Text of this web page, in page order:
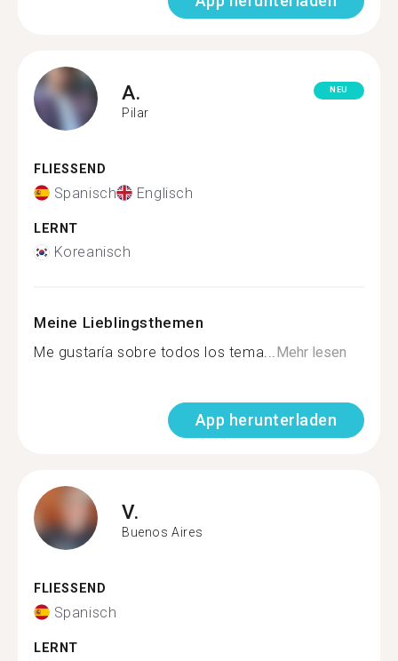
A.
Pilar
NEU
FLIESSEND
Spanisch Englisch
LERNT
Koreanisch
Meine Lieblingsthemen
Me gustaría sobre todos los tema...Mehr lesen
App herunterladen
V.
Buenos Aires
FLIESSEND
Spanisch
LERNT